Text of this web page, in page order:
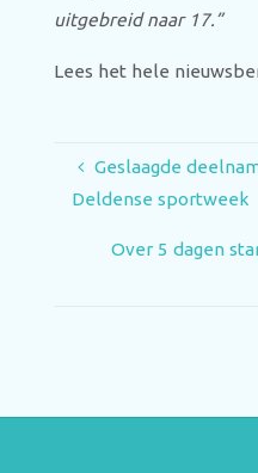
uitgebreid naar 17.”
Lees het hele
Geslaagde
Deldense sportweek
Over 5 dagen